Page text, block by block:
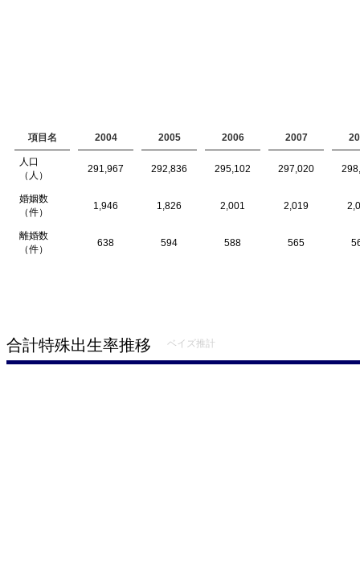
項目名 2004 2005 2006 2007
人口
（人）
291,967 292,836 295,102 297,020
婚姻数
（件）
1,946 1,826 2,001 2,019
離婚数
（件）
638 594 588 565
合計特殊出生率推移 ベイズ推計